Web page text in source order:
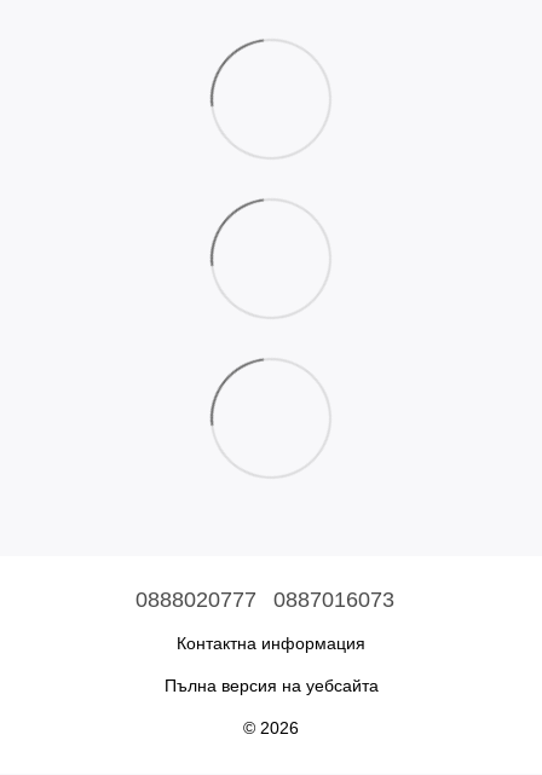
0888020777 0887016073
Контактна информация
Пълна версия на уебсайта
© 2026